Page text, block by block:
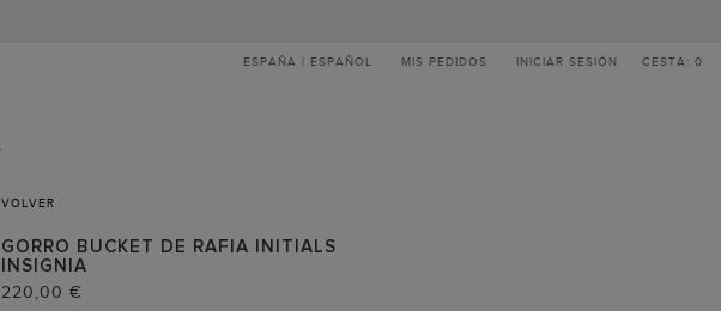
ESPAÑA | ESPAÑOL MIS PEDIDOS INICIAR SESIÓN CESTA: 0
VOLVER
GORRO BUCKET DE RAFIA INITIALS
INSIGNIA
220,00 €